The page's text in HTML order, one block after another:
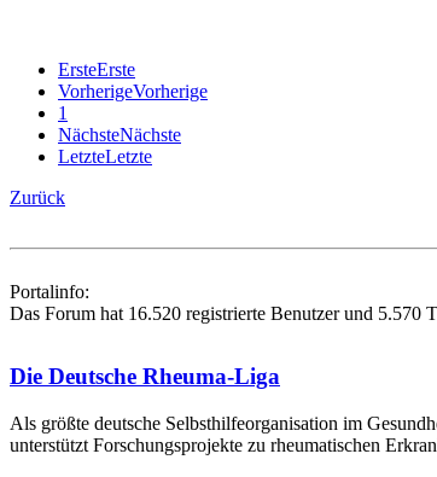
ErsteErste
VorherigeVorherige
1
NächsteNächste
LetzteLetzte
Zurück
Portalinfo:
Das Forum hat 16.520 registrierte Benutzer und 5.570
Die Deutsche Rheuma-Liga
Als größte deutsche Selbsthilfe­organisation im
unterstützt Forschungsprojekte zu rheumatischen